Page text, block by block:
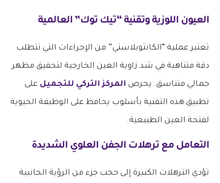
العيون اللوزية وتقنية “تيك توك” العالمية
تعتبر عملية “الكانثوبلاستي” من الإجراءات التي تتطلب
دقة متناهية في شد زاوية العين الخارجية لتحقيق مظهر
جمالي متناسق. يحرص المركز التركي للتجميل على
تطبيق هذه التقنية بأسلوب يحافظ على الوظيفة الحيوية
لفتحة العين الطبيعية.
التعامل مع ترهلات الجفن العلوي الشديدة
تؤدي الترهلات الكبيرة إلى حجب جزء من الرؤية الجانبية